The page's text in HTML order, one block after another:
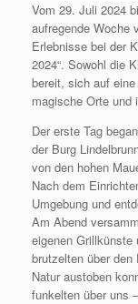
Vom 29. Juli 2024
aufregende Woche
Erlebnisse bei der
2024“. Sowohl die
bereit, sich auf
magische Orte und
Der erste Tag
der Burg
von den hohen
Nach dem
Umgebung und
Am Abend
eigenen
brutzelten über
Natur austoben
funkelten über uns